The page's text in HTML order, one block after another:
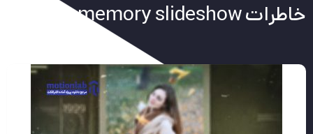
خاطرات grunge memory slideshow